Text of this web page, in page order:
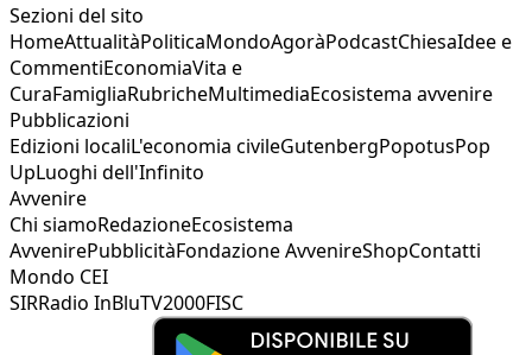
Sezioni del sito
HomeAttualitàPoliticaMondoAgoràPodcastChiesaIdee e
CommentiEconomiaVita e
CuraFamigliaRubricheMultimediaEcosistema avvenire
Pubblicazioni
Edizioni localiL'economia civileGutenbergPopotusPop
UpLuoghi dell'Infinito
Avvenire
Chi siamoRedazioneEcosistema
AvvenirePubblicitàFondazione AvvenireShopContatti
Mondo CEI
SIRRadio InBluTV2000FISC